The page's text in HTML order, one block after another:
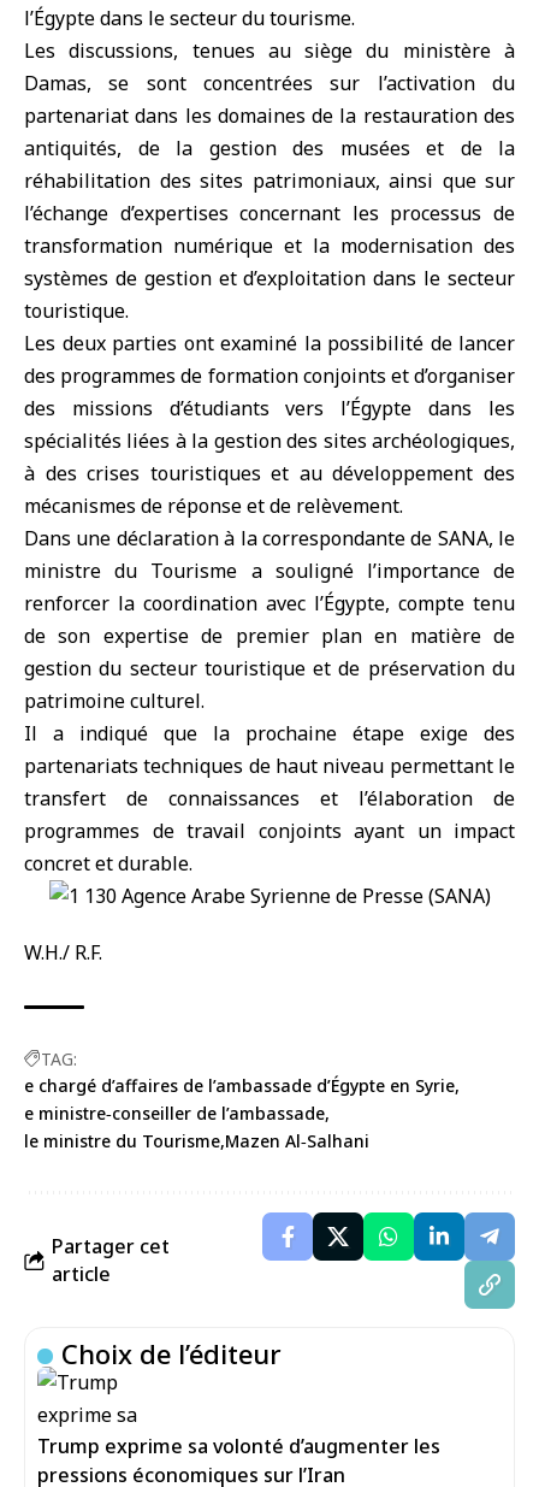
l’Égypte dans le secteur du tourisme.
Les discussions, tenues au siège du ministère à
Damas, se sont concentrées sur l’activation du
partenariat dans les domaines de la restauration des
antiquités, de la gestion des musées et de la
réhabilitation des sites patrimoniaux, ainsi que sur
l’échange d’expertises concernant les processus de
transformation numérique et la modernisation des
systèmes de gestion et d’exploitation dans le secteur
touristique.
Les deux parties ont examiné la possibilité de lancer
des programmes de formation conjoints et d’organiser
des missions d’étudiants vers l’Égypte dans les
spécialités liées à la gestion des sites archéologiques,
à des crises touristiques et au développement des
mécanismes de réponse et de relèvement.
Dans une déclaration à la correspondante de SANA, le
ministre du Tourisme a souligné l’importance de
renforcer la coordination avec l’Égypte, compte tenu
de son expertise de premier plan en matière de
gestion du secteur touristique et de préservation du
patrimoine culturel.
Il a indiqué que la prochaine étape exige des
partenariats techniques de haut niveau permettant le
transfert de connaissances et l’élaboration de
programmes de travail conjoints ayant un impact
concret et durable.
W.H./ R.F.
TAG:
e chargé d’affaires de l’ambassade d’Égypte en Syrie
e ministre‑conseiller de l’ambassade
le ministre du Tourisme Mazen Al‑Salhani
Partager cet
article
Choix de l’éditeur
Trump exprime sa volonté d’augmenter les
pressions économiques sur l’Iran